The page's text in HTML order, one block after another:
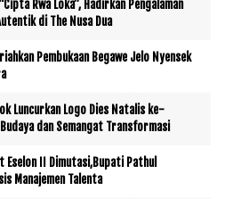
Rwa Loka”, Hadirkan Pengalaman
di The Nusa Dua
Pembukaan Begawe Jelo Nyensek
Luncurkan Logo Dies Natalis ke-
dan Semangat Transformasi
Eselon II Dimutasi,Bupati Pathul
Manajemen Talenta